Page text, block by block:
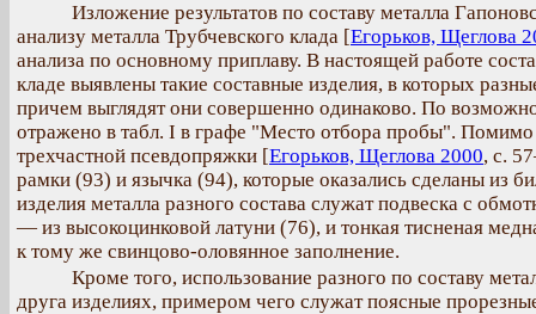
Изложение результатов по составу металла
анализу металла Трубчевского клада [Егорьков, Щеглова
анализа по основному приплаву. В настоящей работе
кладе выявлены такие составные изделия, в которых
причем выглядят они совершенно одинаково. По
отражено в табл. I в графе "Место отбора пробы".
трехчастной псевдопряжки [Егорьков, Щеглова 2000, с.
рамки (93) и язычка (94), которые оказались сделаны из
изделия металла разного состава служат подвеска с
— из высокоцинковой латуни (76), и тонкая тисненая
к тому же свинцово-оловянное заполнение.
Кроме того, использование разного по составу
друга изделиях, примером чего служат поясные